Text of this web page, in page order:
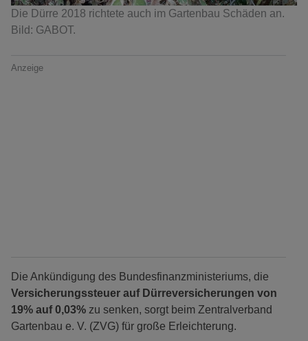
Die Dürre 2018 richtete auch im Gartenbau Schäden an.
Bild: GABOT.
Anzeige
Die Ankündigung des Bundesfinanzministeriums, die
Versicherungssteuer auf Dürreversicherungen von
19% auf 0,03% zu senken, sorgt beim Zentralverband
Gartenbau e. V. (ZVG) für große Erleichterung.